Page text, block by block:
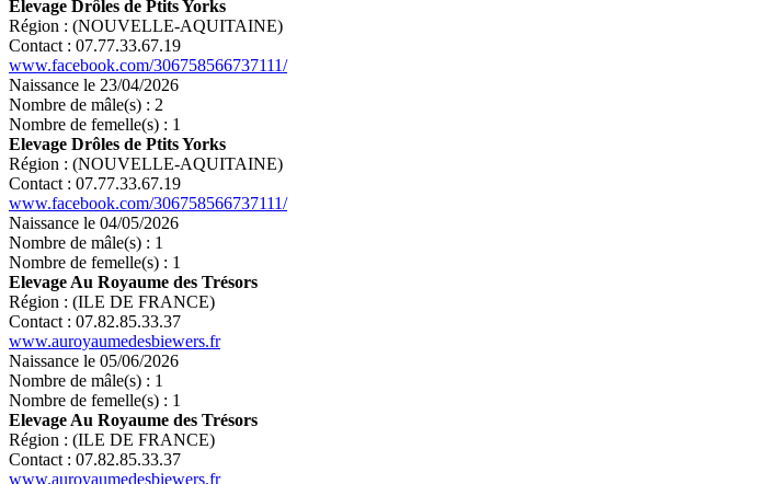
Elevage Drôles de Ptits Yorks
Région : (NOUVELLE-AQUITAINE)
Contact : 07.77.33.67.19
www.facebook.com/306758566737111/
Naissance le 23/04/2026
Nombre de mâle(s) : 2
Nombre de femelle(s) : 1
Elevage Drôles de Ptits Yorks
Région : (NOUVELLE-AQUITAINE)
Contact : 07.77.33.67.19
www.facebook.com/306758566737111/
Naissance le 04/05/2026
Nombre de mâle(s) : 1
Nombre de femelle(s) : 1
Elevage Au Royaume des Trésors
Région : (ILE DE FRANCE)
Contact : 07.82.85.33.37
www.auroyaumedesbiewers.fr
Naissance le 05/06/2026
Nombre de mâle(s) : 1
Nombre de femelle(s) : 1
Elevage Au Royaume des Trésors
Région : (ILE DE FRANCE)
Contact : 07.82.85.33.37
www.auroyaumedesbiewers.fr